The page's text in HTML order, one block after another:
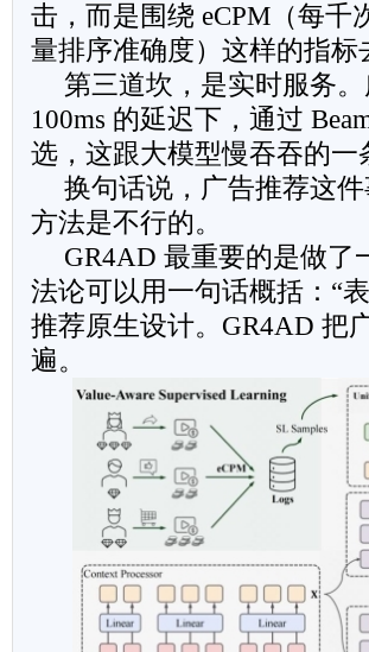
击，而是围绕 eCPM（每千
量排序准确度）这样的指标
第三道坎，是实时服务
100ms 的延迟下，通过
选，这跟大模型慢吞吞的
换句话说，广告推荐这
方法是不行的。
GR4AD 最重要的是做了
法论可以用一句话概括：
推荐原生设计。GR4AD 把
遍。